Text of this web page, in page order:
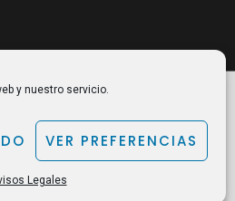
y nuestro servicio.
VER PREFERENCIAS
Legales